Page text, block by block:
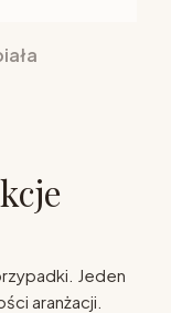
Jeden
aranżacji.